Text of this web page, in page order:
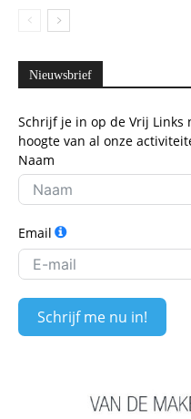
Nieuwsbrief
Schrijf je in op de Vrij
hoogte van al onze
Naam
Email
Schrijf me nu in!